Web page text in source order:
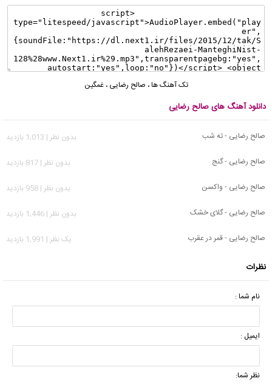
تک آهنگ ها، صالح رضایی ،غمگین
دانلود آهنگ های صالح رضایی
صالح رضایی - ته شب
بدون نظر | 1,013 بازدید
صالح رضایی - گنج
بدون نظر | 817 بازدید
صالح رضایی - واکسن
بدون نظر | 958 بازدید
صالح رضایی - گلای خشک
بدون نظر | 1,446 بازدید
صالح رضایی - قمر در عقرب
يک نظر | 1,991 بازدید
نظرات
نام شما :
ایمیل :
نظر شما: